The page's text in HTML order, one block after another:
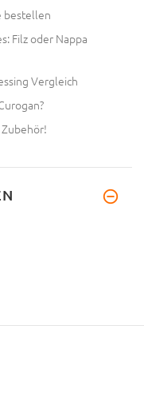
bestellen
Filz oder Nappa
Vergleich